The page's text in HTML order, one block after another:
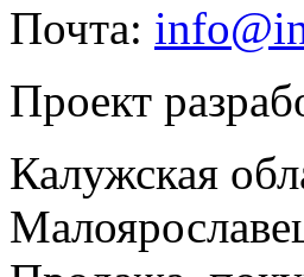
Почта:
Проект
Калужская